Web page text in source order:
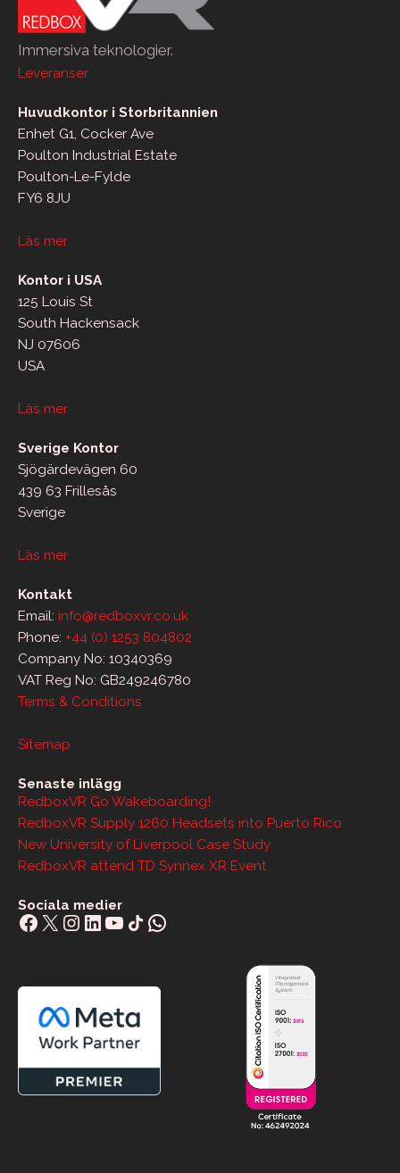
Immersiva teknologier.
Leveranser
Huvudkontor i Storbritannien
Enhet G1, Cocker Ave
Poulton Industrial Estate
Poulton-Le-Fylde
FY6 8JU
Läs mer
Kontor i USA
125 Louis St
South Hackensack
NJ 07606
USA
Läs mer
Sverige Kontor
Sjögärdevägen 60
439 63 Frillesås
Sverige
Läs mer
Kontakt
Email: info@redboxvr.co.uk
Phone: +44 (0) 1253 804802
Company No: 10340369
VAT Reg No: GB249246780
Terms & Conditions
Sitemap
Senaste inlägg
RedboxVR Go Wakeboarding!
RedboxVR Supply 1260 Headsets into Puerto Rico
New University of Liverpool Case Study
RedboxVR attend TD Synnex XR Event
Sociala medier
Facebook
X Instagram
LinkedIn
YouTube
Share IconWhatsApp